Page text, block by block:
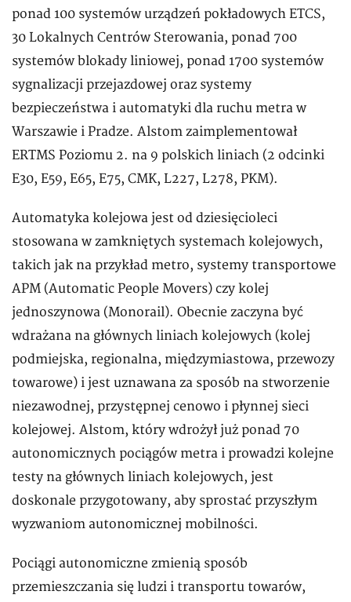
ponad 100 systemów urządzeń pokładowych ETCS,
30 Lokalnych Centrów Sterowania, ponad 700
systemów blokady liniowej, ponad 1700 systemów
sygnalizacji przejazdowej oraz systemy
bezpieczeństwa i automatyki dla ruchu metra w
Warszawie i Pradze. Alstom zaimplementował
ERTMS Poziomu 2. na 9 polskich liniach (2 odcinki
E30, E59, E65, E75, CMK, L227, L278, PKM).
Automatyka kolejowa jest od dziesięcioleci
stosowana w zamkniętych systemach kolejowych,
takich jak na przykład metro, systemy transportowe
APM (Automatic People Movers) czy kolej
jednoszynowa (Monorail). Obecnie zaczyna być
wdrażana na głównych liniach kolejowych (kolej
podmiejska, regionalna, międzymiastowa, przewozy
towarowe) i jest uznawana za sposób na stworzenie
niezawodnej, przystępnej cenowo i płynnej sieci
kolejowej. Alstom, który wdrożył już ponad 70
autonomicznych pociągów metra i prowadzi kolejne
testy na głównych liniach kolejowych, jest
doskonale przygotowany, aby sprostać przyszłym
wyzwaniom autonomicznej mobilności.
Pociągi autonomiczne zmienią sposób
przemieszczania się ludzi i transportu towarów,